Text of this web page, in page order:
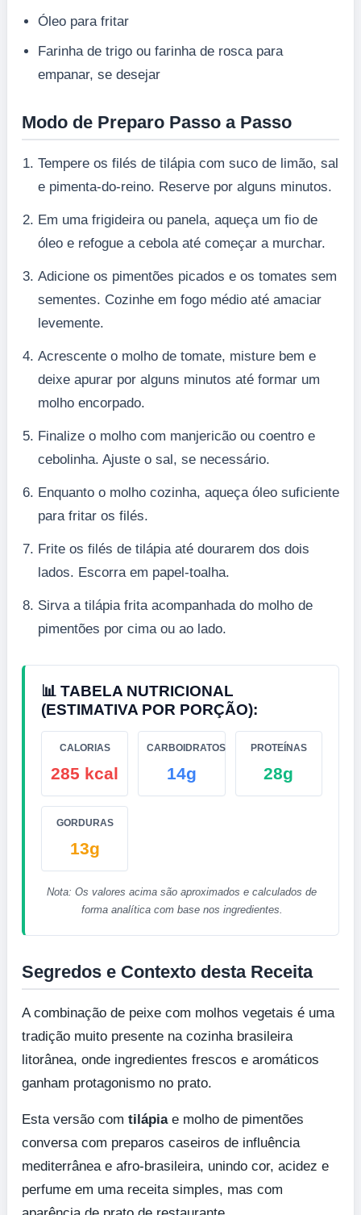
Óleo para fritar
Farinha de trigo ou farinha de rosca para
empanar, se desejar
Modo de Preparo Passo a Passo
Tempere os filés de tilápia com suco de limão, sal
e pimenta-do-reino. Reserve por alguns minutos.
Em uma frigideira ou panela, aqueça um fio de
óleo e refogue a cebola até começar a murchar.
Adicione os pimentões picados e os tomates sem
sementes. Cozinhe em fogo médio até amaciar
levemente.
Acrescente o molho de tomate, misture bem e
deixe apurar por alguns minutos até formar um
molho encorpado.
Finalize o molho com manjericão ou coentro e
cebolinha. Ajuste o sal, se necessário.
Enquanto o molho cozinha, aqueça óleo suficiente
para fritar os filés.
Frite os filés de tilápia até dourarem dos dois
lados. Escorra em papel-toalha.
Sirva a tilápia frita acompanhada do molho de
pimentões por cima ou ao lado.
📊 TABELA NUTRICIONAL
(ESTIMATIVA POR PORÇÃO):
CALORIAS
285 kcal
CARBOIDRATOS
14g
PROTEÍNAS
28g
GORDURAS
13g
Nota: Os valores acima são aproximados e calculados de
forma analítica com base nos ingredientes.
Segredos e Contexto desta Receita
A combinação de peixe com molhos vegetais é uma
tradição muito presente na cozinha brasileira
litorânea, onde ingredientes frescos e aromáticos
ganham protagonismo no prato.
Esta versão com tilápiae molho de pimentões
conversa com preparos caseiros de influência
mediterrânea e afro-brasileira, unindo cor, acidez e
perfume em uma receita simples, mas com